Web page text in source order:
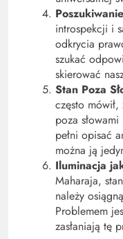
introspekcji i
odkrycia
szukać
skierować
Stan Poza
często
poza
pełni opisać
można ją
Iluminacja
Maharaja,
należy
Problemem
zasłaniają tę